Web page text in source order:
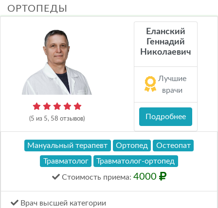
ОРТОПЕДЫ
(5 из 5, 58 отзывов)
Еланский
Геннадий
Николаевич
Лучшие
врачи
Подробнее
Мануальный терапевт Ортопед
Остеопат
Травматолог
Травматолог-ортопед
Стоимость приема: 4000
Врач высшей категории